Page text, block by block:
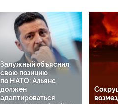
Залужный объяснил
свою позицию
по НАТО: Альянс
должен
адаптироваться